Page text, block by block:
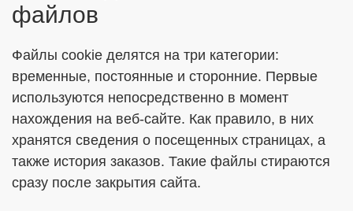
файлов
Файлы cookie делятся на три категории:
временные, постоянные и сторонние. Первые
используются непосредственно в момент
нахождения на веб-сайте. Как правило, в них
хранятся сведения о посещенных страницах, а
также история заказов. Такие файлы стираются
сразу после закрытия сайта.